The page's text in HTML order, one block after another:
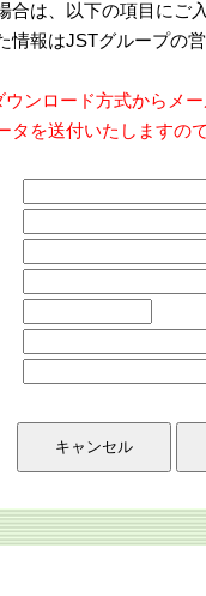
合は、以下の項目にご
情報はJSTグループの
ンロード方式からメ
タを送付いたしますの